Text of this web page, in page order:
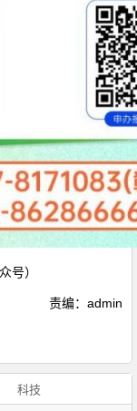
号）
责编：admin
科技